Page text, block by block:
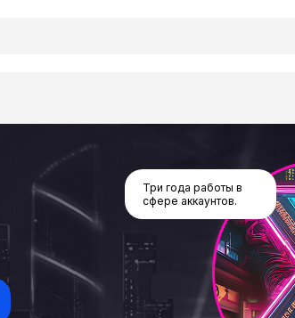
Три года работы в
сфере аккаунтов.